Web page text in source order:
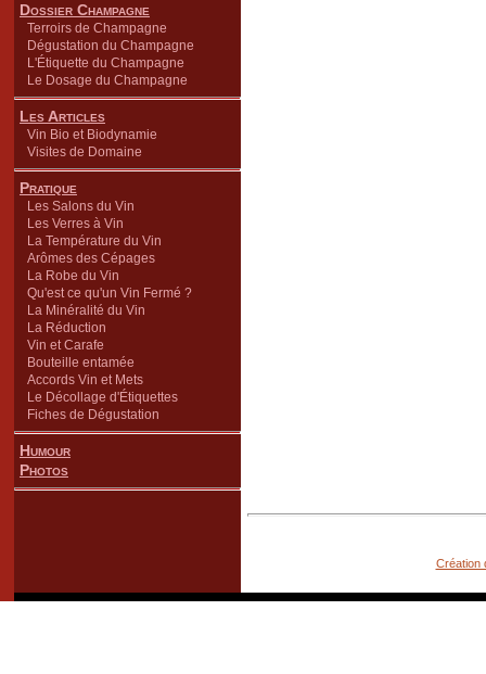
Dossier Champagne
Terroirs de Champagne
Dégustation du Champagne
L'Étiquette du Champagne
Le Dosage du Champagne
Les Articles
Vin Bio et Biodynamie
Visites de Domaine
Pratique
Les Salons du Vin
Les Verres à Vin
La Température du Vin
Arômes des Cépages
La Robe du Vin
Qu'est ce qu'un Vin Fermé ?
La Minéralité du Vin
La Réduction
Vin et Carafe
Bouteille entamée
Accords Vin et Mets
Le Décollage d'Étiquettes
Fiches de Dégustation
Humour
Photos
Création